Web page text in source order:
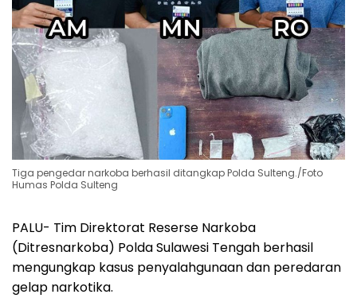
Tiga pengedar narkoba berhasil ditangkap Polda Sulteng./Foto
Humas Polda Sulteng
PALU- Tim Direktorat Reserse Narkoba
(Ditresnarkoba) Polda Sulawesi Tengah berhasil
mengungkap kasus penyalahgunaan dan peredaran
gelap narkotika.